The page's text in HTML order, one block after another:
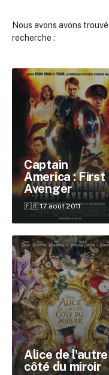
Nous avons avons trouvé
recherche :
Captain
America : First
Avenger
🇫🇷 17 août 2011
Alice de l'autre
côté du miroir
✕